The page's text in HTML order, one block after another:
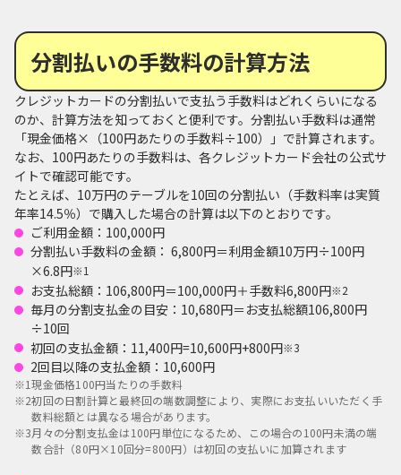
分割払いの手数料の計算方法
クレジットカードの分割払いで支払う手数料はどれくらいになる
のか、計算方法を知っておくと便利です。分割払い手数料は通常
「現金価格×（100円あたりの手数料÷100）」で計算されます。
なお、100円あたりの手数料は、各クレジットカード会社の公式サ
イトで確認可能です。
たとえば、10万円のテーブルを10回の分割払い（手数料率は実質
年率14.5％）で購入した場合の計算は以下のとおりです。
ご利用金額：100,000円
分割払い手数料の金額： 6,800円＝利用金額10万円÷100円
×6.8円※1
お支払総額：106,800円＝100,000円＋手数料6,800円※2
毎月の分割支払金の目安：10,680円＝お支払総額106,800円
÷10回
初回の支払金額：11,400円=10,600円+800円※3
2回目以降の支払金額：10,600円
※1現金価格100円当たりの手数料
※2初回の日割計算と最終回の端数調整により、実際にお支払いいただく手
数料総額とは異なる場合があります。
※3月々の分割支払金は100円単位になるため、この場合の100円未満の端
数合計（80円×10回分=800円）は初回の支払いに加算されます